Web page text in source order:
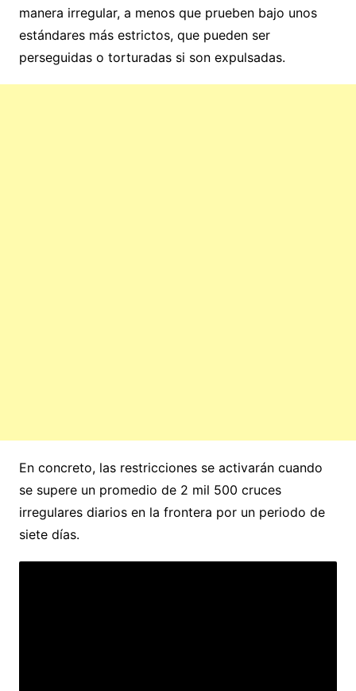
manera irregular, a menos que prueben bajo unos
estándares más estrictos, que pueden ser
perseguidas o torturadas si son expulsadas.
En concreto, las restricciones se activarán cuando
se supere un promedio de 2 mil 500 cruces
irregulares diarios en la frontera por un periodo de
siete días.